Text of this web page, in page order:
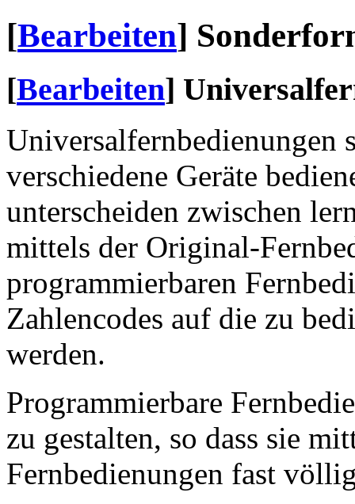
[Bearbeiten]
[Bearbeiten]
Universalfernbedienungen
verschiedene Geräte
unterscheiden zwischen
mittels der Original-
programmierbaren
Zahlencodes auf die zu
werden.
Programmierbare
zu gestalten, so dass sie
Fernbedienungen fast